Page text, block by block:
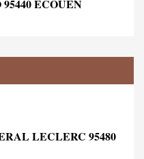
ECOUEN
LECLERC 95480